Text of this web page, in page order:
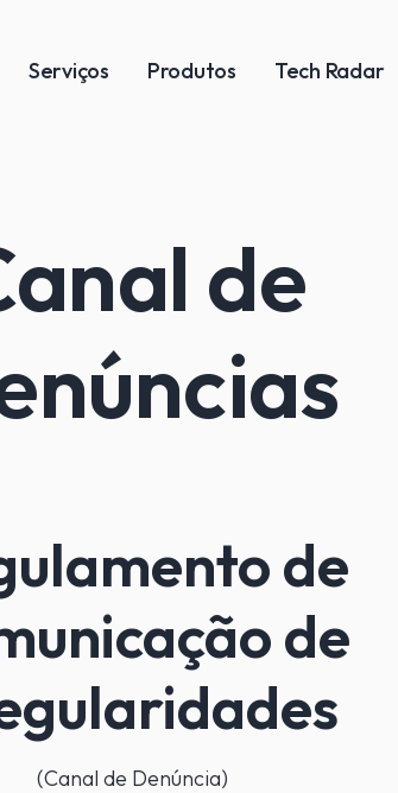
Serviços Produtos Tech Radar
de
de
de
(Canal de Denúncia)